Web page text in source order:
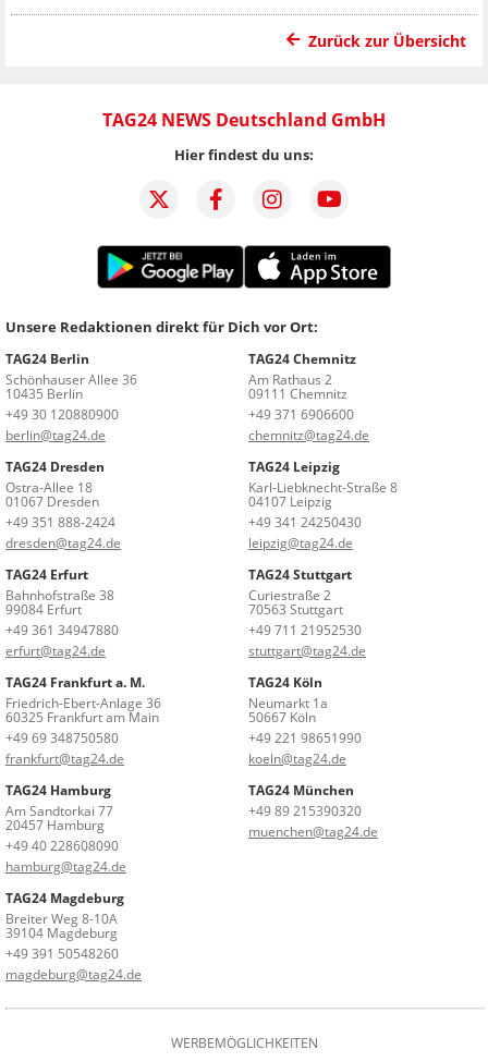
Zurück zur Übersicht
TAG24 NEWS Deutschland GmbH
Hier findest du uns:
Unsere Redaktionen direkt für Dich vor Ort:
TAG24 Berlin
Schönhauser Allee 36
10435 Berlin
+49 30 120880900
berlin@tag24.de
TAG24 Chemnitz
Am Rathaus 2
09111 Chemnitz
+49 371 6906600
chemnitz@tag24.de
TAG24 Dresden
Ostra-Allee 18
01067 Dresden
+49 351 888-2424
dresden@tag24.de
TAG24 Leipzig
Karl-Liebknecht-Straße 8
04107 Leipzig
+49 341 24250430
leipzig@tag24.de
TAG24 Erfurt
Bahnhofstraße 38
99084 Erfurt
+49 361 34947880
erfurt@tag24.de
TAG24 Stuttgart
Curiestraße 2
70563 Stuttgart
+49 711 21952530
stuttgart@tag24.de
TAG24 Frankfurt a. M.
Friedrich-Ebert-Anlage 36
60325 Frankfurt am Main
+49 69 348750580
frankfurt@tag24.de
TAG24 Köln
Neumarkt 1a
50667 Köln
+49 221 98651990
koeln@tag24.de
TAG24 Hamburg
Am Sandtorkai 77
20457 Hamburg
+49 40 228608090
hamburg@tag24.de
TAG24 München
+49 89 215390320
muenchen@tag24.de
TAG24 Magdeburg
Breiter Weg 8-10A
39104 Magdeburg
+49 391 50548260
magdeburg@tag24.de
WERBEMÖGLICHKEITEN